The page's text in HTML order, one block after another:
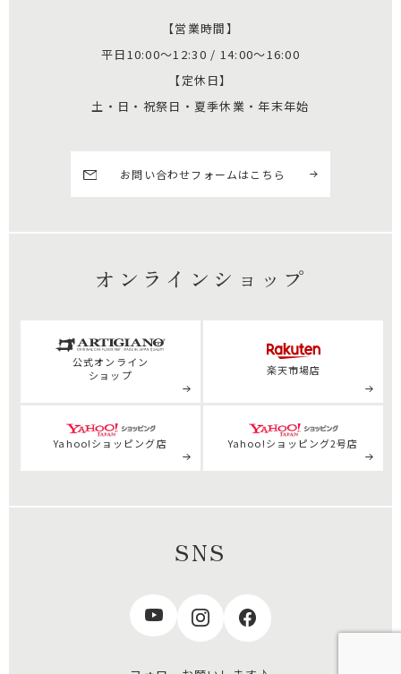
【営業時間】
平日10:00～12:30 / 14:00～16:00
【定休日】
土・日・祝祭日・夏季休業・年末年始
お問い合わせフォームはこちら
オンラインショップ
公式オンライン
ショップ
楽天市場店
Yahoo!ショッピング店 Yahoo!ショッピング2号店
SNS